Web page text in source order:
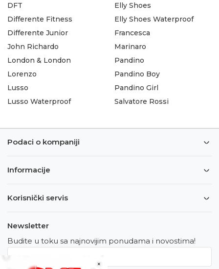
×
DFT
Differente Fitness
Differente Junior
Elly Shoes
Elly Shoes Waterproof
Francesca
John Richardo
London & London
Lorenzo
Lusso
Lusso Waterproof
Marinaro
Pandino
Pandino Boy
Pandino Girl
Salvatore Rossi
Podaci o kompaniji
Informacije
Korisnički servis
Newsletter
Budite u toku sa najnovijim ponudama i novostima!